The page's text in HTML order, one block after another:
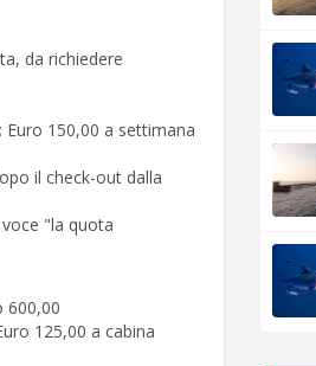
da richiedere
150,00 a settimana
il check-out dalla
"la quota
600,00
125,00 a cabina